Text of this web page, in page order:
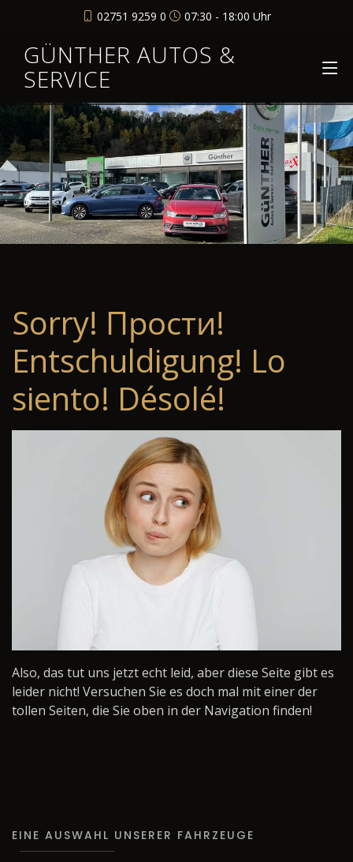
02751 9259 0 07:30 - 18:00 Uhr
GÜNTHER AUTOS &
SERVICE
Sorry! Прости!
Entschuldigung! Lo
siento! Désolé!
Also, das tut uns jetzt echt leid, aber diese Seite gibt es
leider nicht! Versuchen Sie es doch mal mit einer der
tollen Seiten, die Sie oben in der Navigation finden!
EINE AUSWAHL UNSERER FAHRZEUGE